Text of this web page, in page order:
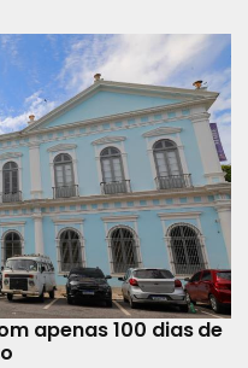
apenas 100 dias de